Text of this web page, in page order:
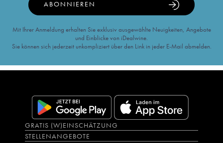
ABONNIEREN
Mit Ihrer Anmeldung erhalten Sie exklusiv ausgewählte Neuigkeiten, Angebote
und Einblicke von iDealwine.
Sie können sich jederzeit unkompliziert über den Link in jeder E-Mail abmelden.
GRATIS (W)EINSCHÄTZUNG
STELLENANGEBOTE